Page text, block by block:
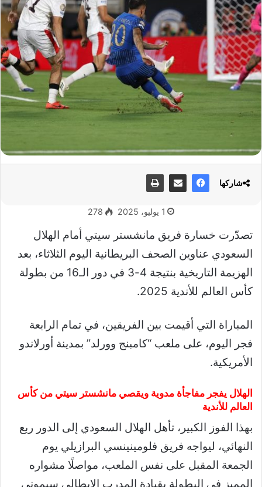
1 يوليو، 2025 278
تصدّرت خسارة فريق مانشستر سيتي أمام الهلال
السعودي عناوين الصحف البريطانية اليوم الثلاثاء، بعد
الهزيمة التاريخية بنتيجة 4-3 في دور الـ16 من بطولة
كأس العالم للأندية 2025.
المباراة التي أقيمت بين الفريقين، في تمام الرابعة
فجر اليوم، على ملعب “كامبنج وورلد” بمدينة أورلاندو
الأمريكية.
الهلال يفجر مفاجأة مدوية ويقصي مانشستر سيتي من كأس
العالم للأندية
بهذا الفوز الكبير، تأهل الهلال السعودي إلى الدور ربع
النهائي، ليواجه فريق فلومينينسي البرازيلي يوم
الجمعة المقبل على نفس الملعب، مواصلًا مشواره
المميز في البطولة بقيادة المدرب الإيطالي سيموني
شاركها